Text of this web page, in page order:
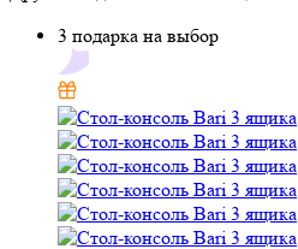
3 подарка на выбор